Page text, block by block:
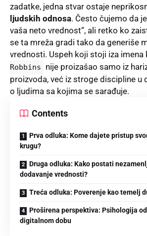
zadatke, jedna stvar ostaje
ljudskih odnosa. Često čujemo da
vaša neto vrednost“, ali retko ko
se ta mreža gradi tako da generiše
vrednosti. Uspeh koji stoji iza imena
Robbins
nije proizašao samo iz
proizvoda, već iz stroge discipline u
o ljudima sa kojima se sarađuje.
Contents
Prva odluka: Kome dajete pristup
krugu?
Druga odluka: Kako postati
dodavanje vrednosti?
Treća odluka: Poverenje kao temelj
Proširena perspektiva: Psihologija
digitalnom dobu